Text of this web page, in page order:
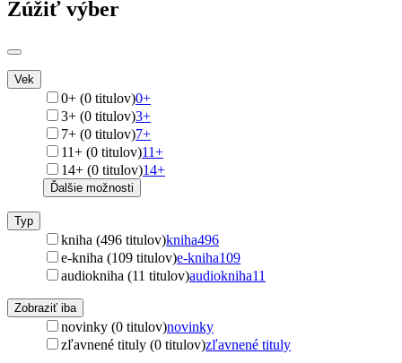
Zúžiť výber
Vek
0+ (0 titulov)0+
3+ (0 titulov)3+
7+ (0 titulov)7+
11+ (0 titulov)11+
14+ (0 titulov)14+
Ďalšie možnosti
Typ
kniha (496 titulov)kniha496
e-kniha (109 titulov)e-kniha109
audiokniha (11 titulov)audiokniha11
Zobraziť iba
novinky (0 titulov)novinky
zľavnené tituly (0 titulov)zľavnené tituly